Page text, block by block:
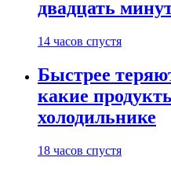
двадцать
14 часов спустя
Быстрее
какие
холодильнике
18 часов спустя